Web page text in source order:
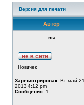
Версия для печати
Автор
nia
Новичек
Зарегистрирован: Вт май 21,
2013 4:12 pm
Сообщения: 1